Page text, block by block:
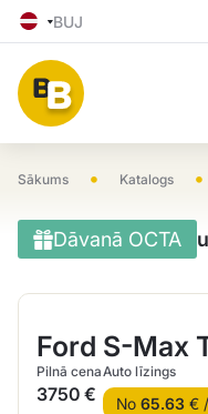
BUJ
Sākums • Katalogs •
Dāvanā OCTA
Ford S-Max
Pilnā cena
3750 €
Auto līzings
No 65.63€ /